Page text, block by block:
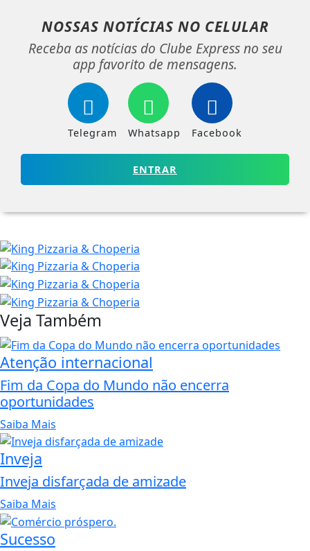
NOSSAS NOTÍCIAS NO CELULAR
Receba as notícias do Clube Express no seu
app favorito de mensagens.
Telegram Whatsapp Facebook
ENTRAR
Veja Também
Atenção internacional
Fim da Copa do Mundo não encerra
oportunidades
Saiba Mais
Inveja
Inveja disfarçada de amizade
Saiba Mais
Sucesso